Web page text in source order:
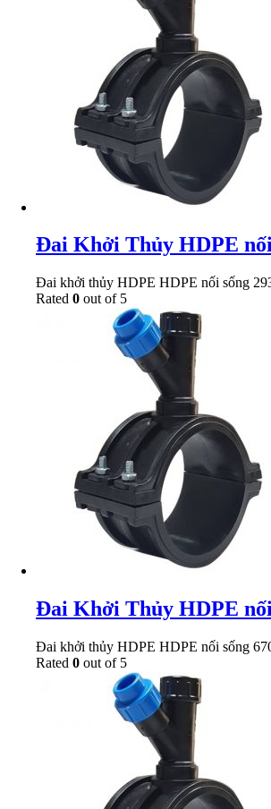
Đai Khởi Thủy HDPE nối
Đai khởi thủy HDPE HDPE nối sống
Rated 0 out of 5
Đai Khởi Thủy HDPE nối
Đai khởi thủy HDPE HDPE nối sống
Rated 0 out of 5